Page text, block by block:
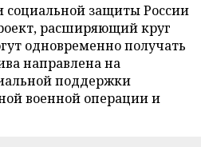
социальной защиты России
расширяющий круг
одновременно получать
направлена на
поддержки
военной операции и